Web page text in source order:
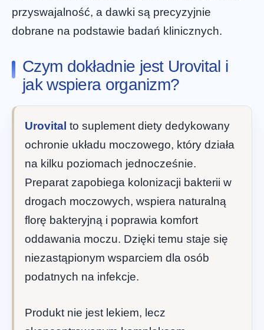
przyswajalność, a dawki są precyzyjnie
dobrane na podstawie badań klinicznych.
Czym dokładnie jest Urovital i
jak wspiera organizm?
Urovital to suplement diety dedykowany
ochronie układu moczowego, który działa
na kilku poziomach jednocześnie.
Preparat zapobiega kolonizacji bakterii w
drogach moczowych, wspiera naturalną
florę bakteryjną i poprawia komfort
oddawania moczu. Dzięki temu staje się
niezastąpionym wsparciem dla osób
podatnych na infekcje.
Produkt nie jest lekiem, lecz